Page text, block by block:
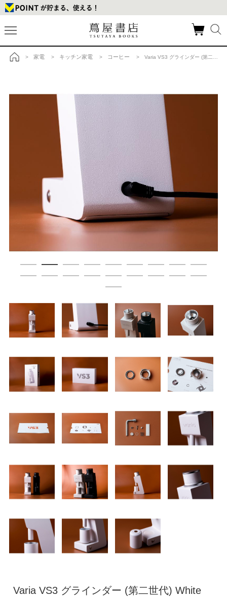
> 家電 > キッチン家電 > コーヒー > Varia VS3 グラインダー (第二世代) Whiteの商品詳細
Varia VS3 グラインダー (第二世代) White